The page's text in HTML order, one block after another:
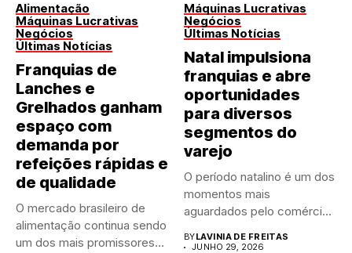
Alimentação
Máquinas Lucrativas
Negócios
Últimas Notícias
Franquias de
Lanches e
Grelhados ganham
espaço com
demanda por
refeições rápidas e
de qualidade
O mercado brasileiro de
alimentação continua sendo
um dos mais promissores
Máquinas Lucrativas
Negócios
Últimas Notícias
Natal impulsiona
franquias e abre
oportunidades
para diversos
segmentos do
varejo
O período natalino é um dos
momentos mais
aguardados pelo comércio
BYLAVINIA DE FREITAS
JUNHO 29, 2026